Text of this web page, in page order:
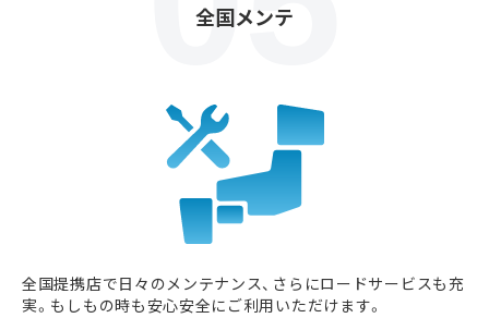
全国メンテ
全国提携店で日々のメンテナンス、さらにロードサービスも充
実。もしもの時も安心安全にご利用いただけます。